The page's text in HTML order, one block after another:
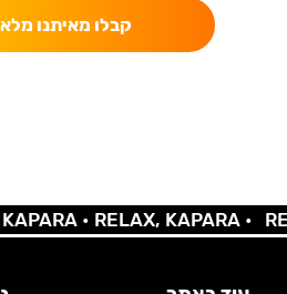
קבלו מאיתנו
•RELAX, KAPARA •